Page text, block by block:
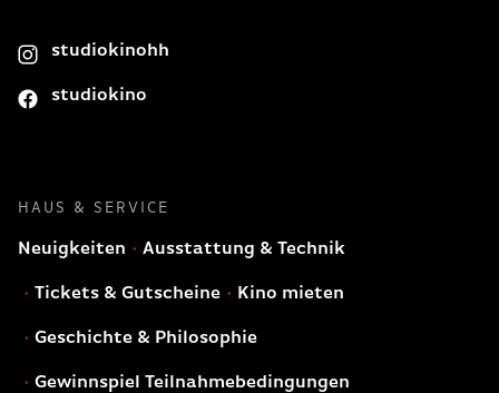
studiokinohh
studiokino
HAUS & SERVICE
Neuigkeiten Ausstattung & Technik
Tickets & Gutscheine Kino mieten
Geschichte & Philosophie
Gewinnspiel Teilnahmebedingungen